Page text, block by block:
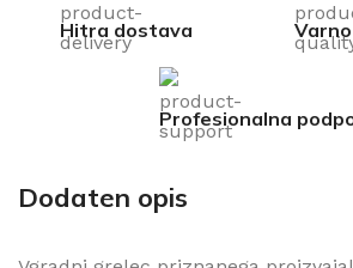
Hitra dostava
Profesionalna
Dodaten opis